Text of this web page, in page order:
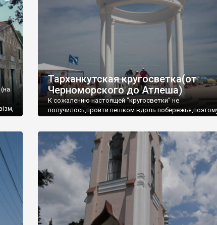
Тарханкутская кругосветка(от
Черноморского до Атлеша)
К сожалению настоящей "кругосветки" не
получилось,пройти пешком вдоль